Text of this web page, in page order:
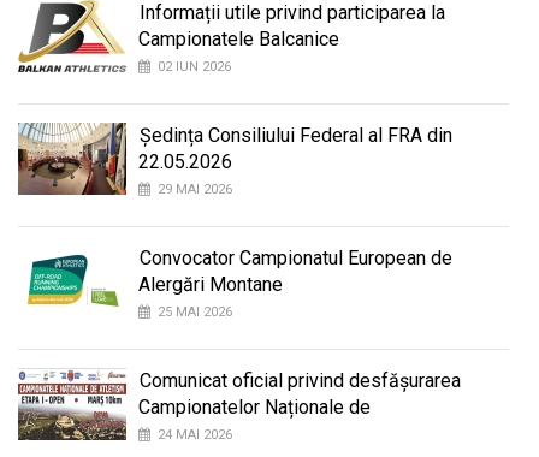
Informații utile privind participarea la
Campionatele Balcanice
02 IUN 2026
Ședința Consiliului Federal al FRA din
22.05.2026
29 MAI 2026
Convocator Campionatul European de
Alergări Montane
25 MAI 2026
Comunicat oficial privind desfășurarea
Campionatelor Naționale de
24 MAI 2026